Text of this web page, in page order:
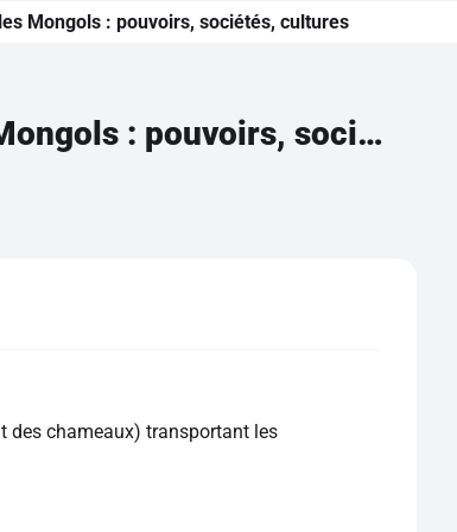
Mongols : pouvoirs, sociétés, cultures
De la naissance de l'islam à la prise de Bagdad par les Mongols : pouvoirs, sociétés, cultures
des chameaux) transportant les